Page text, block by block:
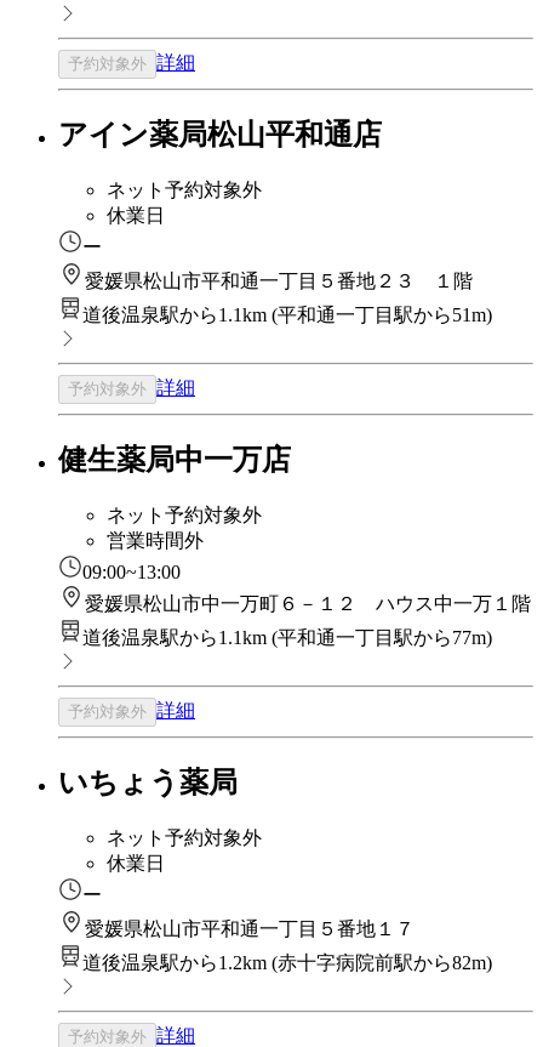
予約対象外 詳細
アイン薬局松山平和通店
ネット予約対象外
休業日
ー
愛媛県松山市平和通一丁目５番地２３ １階
道後温泉駅から1.1km (平和通一丁目駅から51m)
予約対象外 詳細
健生薬局中一万店
ネット予約対象外
営業時間外
09:00~13:00
愛媛県松山市中一万町６－１２ ハウス中一万１階
道後温泉駅から1.1km (平和通一丁目駅から77m)
予約対象外 詳細
いちょう薬局
ネット予約対象外
休業日
ー
愛媛県松山市平和通一丁目５番地１７
道後温泉駅から1.2km (赤十字病院前駅から82m)
予約対象外 詳細